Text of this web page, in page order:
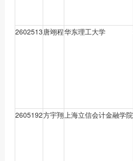
2602513 唐翊程华东理工大学
2605192方宇翔 上海立信会计金融学院